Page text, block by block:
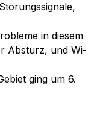
in diesem
Absturz, und Wi-
ging um 6.